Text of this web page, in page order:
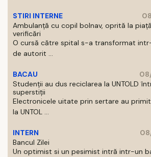
STIRI INTERNE
Ambulanță cu copil bolnav, oprită la
verificări
O cursă către spital s-a transformat
de autorit ...
BACAU
Studenții au dus reciclarea la UNTOLD
superstiții
Electronicele uitate prin sertare au
la UNTOL ...
INTERN
Bancul Zilei
Un optimist si un pesimist intră intr-un